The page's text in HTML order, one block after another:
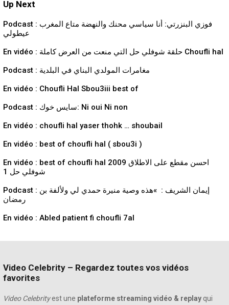
Up Next
Podcast : فوزي البنزرتي: أنا سياسي محنك والنهضة متاع المغرب
عيطولي
En vidéo : حلقة شوفلي حل التي منعت من العرض كاملة Choufli hal
Podcast : مغامرات المولدي البناي في البلدية
En vidéo : Choufli Hal Sbou3iii best of
Podcast : سايس خوك: Ni oui Ni non
En vidéo : choufli hal yaser thohk … shoubail
En vidéo : best of choufli hal ( sbou3i )
En vidéo : best of choufli hal 2009 احسن مقطع على الاطلاق
شوفلي حل 1
Podcast : إيمان الشريف : »هذه وصية منيرة حمدي لي ولألفة بن
رمضان
En vidéo : Abled patient fi choufli 7al
Video Celebrity – Regardez toutes vos vidéos
favorites
Video Celebrityest une plateforme streaming vidéo & replay qui